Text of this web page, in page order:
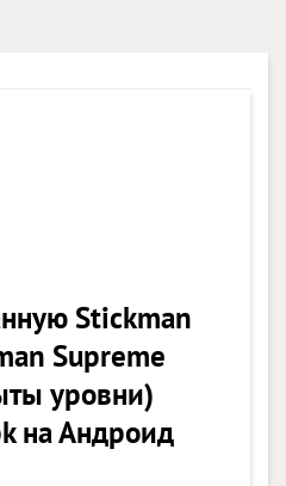
Stickman
Supreme
уровни)
на Андроид